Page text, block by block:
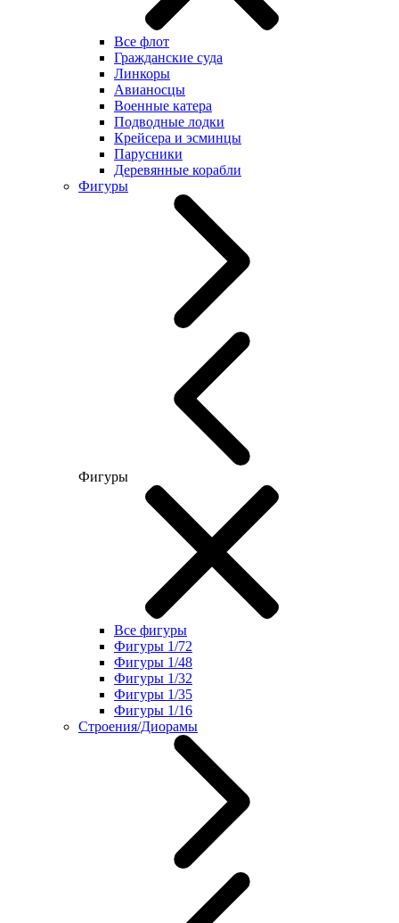
Все флот
Гражданские суда
Линкоры
Авианосцы
Военные катера
Подводные лодки
Крейсера и эсминцы
Парусники
Деревянные корабли
Фигуры
Фигуры
Все фигуры
Фигуры 1/72
Фигуры 1/48
Фигуры 1/32
Фигуры 1/35
Фигуры 1/16
Строения/Диорамы